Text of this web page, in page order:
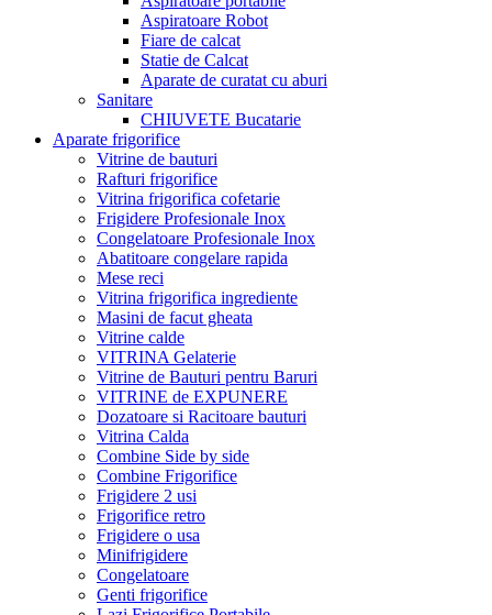
Aspiratoare Robot
Fiare de calcat
Statie de Calcat
Aparate de curatat cu aburi
Sanitare
CHIUVETE Bucatarie
Aparate frigorifice
Vitrine de bauturi
Rafturi frigorifice
Vitrina frigorifica cofetarie
Frigidere Profesionale Inox
Congelatoare Profesionale Inox
Abatitoare congelare rapida
Mese reci
Vitrina frigorifica ingrediente
Masini de facut gheata
Vitrine calde
VITRINA Gelaterie
Vitrine de Bauturi pentru Baruri
VITRINE de EXPUNERE
Dozatoare si Racitoare bauturi
Vitrina Calda
Combine Side by side
Combine Frigorifice
Frigidere 2 usi
Frigorifice retro
Frigidere o usa
Minifrigidere
Congelatoare
Genti frigorifice